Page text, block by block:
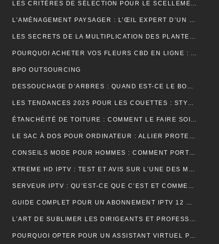
LES CRITÈRES DE SÉLECTION POUR LE SCELLEMENT DE TUILE DE RIVE
L’AMÉNAGEMENT PAYSAGER : L’ŒIL EXPERT D’UN JARDINIER
LES SECRETS DE LA MULTIPLICATION DES PLANTES PAR UN JARDINIER
POURQUOI ACHETER VOS FLEURS CBD EN LIGNE : AVANTAGES, BIENFAITS ET CONSEILS
BPO OUTSOURCING
DESSOUCHAGE D’ARBRES : QUAND EST-CE LE BON MOMENT POUR LE FAIRE ?
LES TENDANCES 2025 POUR LES COUETTES : STYLES, COULEURS ET MATÉRIAUX
ÉTANCHÉITÉ DE TOITURE : COMMENT LE FAIRE SOI-MÊME
LE SAC À DOS POUR ORDINATEUR : ALLIER PROTECTION, ORGANISATION ET ÉLÉGANCE AU QUOTIDIEN
CONSEILS MODE POUR HOMMES : COMMENT PORTER UN BIJOU MÉDAILLE AVEC STYLE ?
XTREME HD IPTV : TEST ET AVIS SUR L’UNE DES MEILLEURES OFFRES DU MARCHÉ
SERVEUR IPTV : QU’EST-CE QUE C’EST ET COMMENT CHOISIR LE MEILLEUR EN 2024 ?
GUIDE COMPLET POUR UN ABONNEMENT IPTV 12 MOIS SMART TV
L’ART DE SUBLIMER LES DIRIGEANTS ET PROFESSIONNELS
POURQUOI OPTER POUR UN ASSISTANT VIRTUEL POUR SA PME ET TPE : LA CLÉ D’UNE EFFICACITÉ DÉCUPLÉE